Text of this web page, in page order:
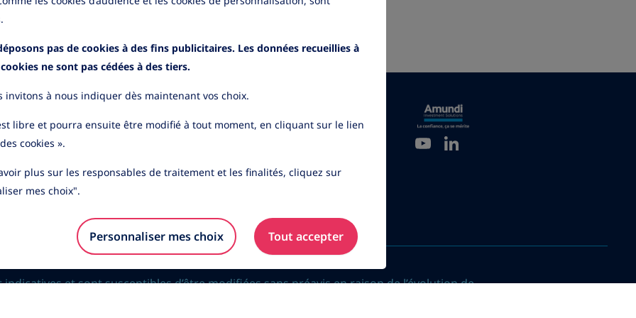
qualité
réclamations
des données
Application mobile
Contactez-nous
et sont susceptibles d’être modifiées sans préavis en raison de l’évolution de
pas de cookies à des fins publicitaires. Les données recueillies à
cookies ne sont pas cédées à des tiers.
invitons à nous indiquer dès maintenant vos choix.
libre et pourra ensuite être modifié à tout moment, en cliquant sur le lien
cookies ».
plus sur les responsables de traitement et les finalités, cliquez sur
mes choix".
Personnaliser mes choix Tout accepter